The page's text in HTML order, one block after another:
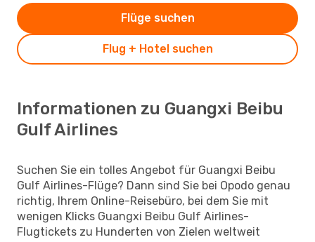
Flug + Hotel suchen
Flüge suchen
Informationen zu Guangxi Beibu
Gulf Airlines
Suchen Sie ein tolles Angebot für Guangxi Beibu
Gulf Airlines-Flüge? Dann sind Sie bei Opodo genau
richtig, Ihrem Online-Reisebüro, bei dem Sie mit
wenigen Klicks Guangxi Beibu Gulf Airlines-
Flugtickets zu Hunderten von Zielen weltweit